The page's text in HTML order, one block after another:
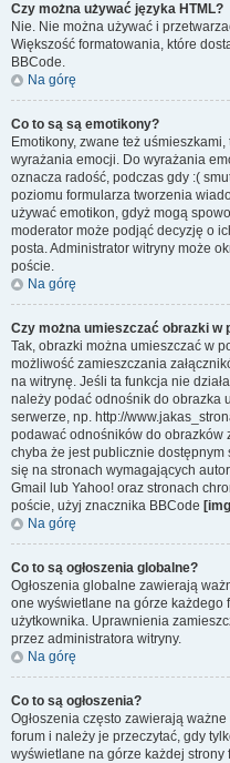
Czy można używać języka HTML?
Nie. Nie można używać i
Większość formatowania, które
BBCode.
Na górę
Co to są są emotikony?
Emotikony, zwane też
wyrażania emocji. Do wyrażania
oznacza radość, podczas gdy :(
poziomu formularza tworzenia
używać emotikon, gdyż mogą
moderator może podjąć decyzję o
posta. Administrator witryny może
poście.
Na górę
Czy można umieszczać obrazki w
Tak, obrazki można umieszczać w
możliwość zamieszczania
na witrynę. Jeśli ta funkcja nie
należy podać odnośnik do obrazka
serwerze, np. http://
podawać odnośników do obrazków
chyba że jest publicznie
się na stronach wymagających
Gmail lub Yahoo! oraz stronach
poście, użyj znacznika BBCode
Na górę
Co to są ogłoszenia globalne?
Ogłoszenia globalne zawierają
one wyświetlane na górze każdego
użytkownika. Uprawnienia
przez administratora witryny.
Na górę
Co to są ogłoszenia?
Ogłoszenia często zawierają
forum i należy je przeczytać, gdy
wyświetlane na górze każdej strony